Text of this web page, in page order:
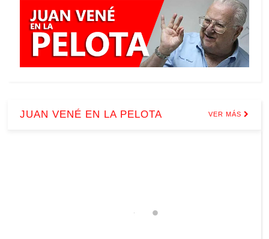
JUAN VENÉ EN LA PELOTA VER MÁS